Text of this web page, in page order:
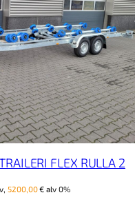
FLEX RULLA 2
5200,00€ alv 0%